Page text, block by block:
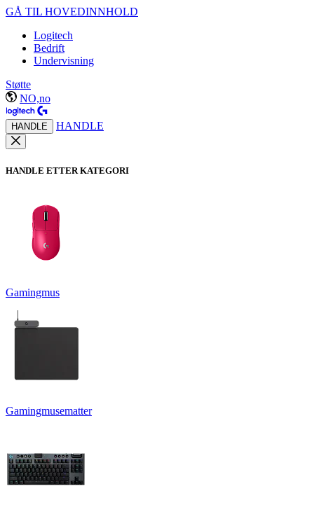
GÅ TIL HOVEDINNHOLD
Logitech
Bedrift
Undervisning
Støtte
NO,no
HANDLE HANDLE
HANDLE ETTER KATEGORI
Gamingmus
Gamingmusematter